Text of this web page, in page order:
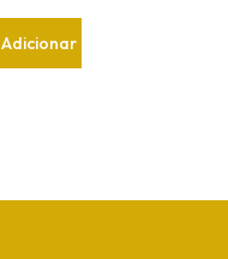
Adicionar